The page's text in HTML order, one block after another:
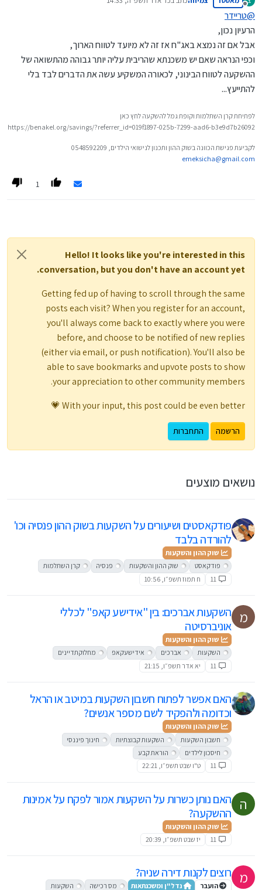
זה פשוט ונכון במידה ואנו מסתפקים בין ב' אפיקי השקעות שונים,
השאלה, בין ב' אפיקי השקעות שונים,
שניהם עם תשואה קבועה די מובטחת.
מה שנכון עפ"י מתמטיקה וכל רואה חשבון יסכים עם זה.
או שעדיף להשאיר כל אפיק השקעה כמו שהוא,
ואכן להפסיד כסף במודע, אך זה ישמור על יציבות ההשקעות בטווח הארוך.
כלומר,
וכמו שמאוד סביר להניח שעם משיכת הכספים מקופת גמל,
הוא יפסיק את ההפקדות החודשיות "כי אני כבר לא מושקע שם"...
מנותק נערך לאחרונה על ידי
@טריידר
הרעיון נכון,
אבל אם זה נמצא באג"ח אז זה לא מיועד לטווח הארוך,
וכפי הנראה שאם יש משכנתא שהריבית עליה יותר גבוהה מהתשואה של
ההשקעה לטווח הבינוני, לכאורה המשקיע עשה את הדברים לבד בלי
להתייעץ...
לפתיחת קרן השתלמות וקופת גמל להשקעה לחץ כאן
https://benakel.org/savings/?referrer_id=019f1897-025b-7299-aad6-b3e9d7b26092
לקביעת פגישת הכוונה בשוק ההון ותכנון לנישואי הילדים, 0548592209
emeksicha@gmail.com
1
Hello! It looks like you're interested in this
conversation, but you don't have an account yet.
Getting fed up of having to scroll through the same
posts each visit? When you register for an account,
you'll always come back to exactly where you were
before, and choose to be notified of new replies
(either via email, or push notification). You'll also be
able to save bookmarks and upvote posts to show
your appreciation to other community members.
With your input, this post could be even better 💗
הרשמה התחברות
נושאים מוצעים
פודקאסטים ושיעורים על השקעות בשוק ההון פנסיה וכו'
להורדה בלבד
שוק ההון והשקעות
פודקאסט
שוק ההון והשקעות פנסיה
קרן השתלמות
11
ח תמוז תשפ״ו, 10:56
מ
השקעות אברכים: בין "אידישע קאפ" לכללי
אוניברסיטה
שוק ההון והשקעות
השקעות
אברכים אידישעקאפ
מחלוקתדיינים
11
יא אדר תשפ״ו, 21:15
האם אפשר לפתוח חשבון השקעות במיטב או הראל
וכדומה ולהפקיד לשם מספר אנשים?
שוק ההון והשקעות
חשבון השקעות
השקעות קבוצתיות
חינוך פיננסי
חיסכון לילדים
הוראת קבע
11
ט"ו שבט תשפ״ו, 22:21
ה
האם נותן כשרות על השקעות אמור לפקח על אמינות
ההשקעה?
שוק ההון והשקעות
11
יז שבט תשפ״ו, 20:39
מ רוצים לקנות דירה שניה?
הועבר נדל"ן ומשכנתאות מס רכישה השקעות